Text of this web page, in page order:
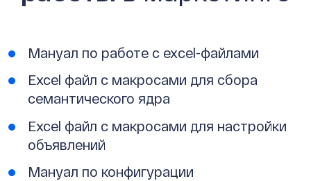
Мануал по работе с exсel-файлами
Excel файл с макросами для сбора
семантического ядра
Excel файл с макросами для настройки
объявлений
Мануал по конфигурации